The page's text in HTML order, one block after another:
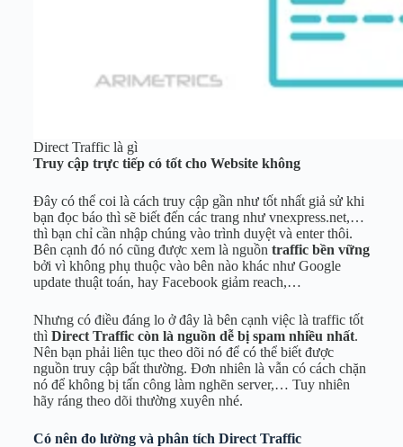
Direct Traffic là gì
Truy cập trực tiếp có tốt cho Website không
Đây có thể coi là cách truy cập gần như tốt nhất giả sử khi
bạn đọc báo thì sẽ biết đến các trang như vnexpress.net,…
thì bạn chỉ cần nhập chúng vào trình duyệt và enter thôi.
Bên cạnh đó nó cũng được xem là nguồn traffic bền vững
bởi vì không phụ thuộc vào bên nào khác như Google
update thuật toán, hay Facebook giảm reach,…
Nhưng có điều đáng lo ở đây là bên cạnh việc là traffic tốt
thìDirect Traffic còn là nguồn dễ bị spam nhiều nhất.
Nên bạn phải liên tục theo dõi nó để có thể biết được
nguồn truy cập bất thường. Đơn nhiên là vẫn có cách chặn
nó để không bị tấn công làm nghẽn server,… Tuy nhiên
hãy ráng theo dõi thường xuyên nhé.
Có nên đo lường và phân tích Direct Traffic